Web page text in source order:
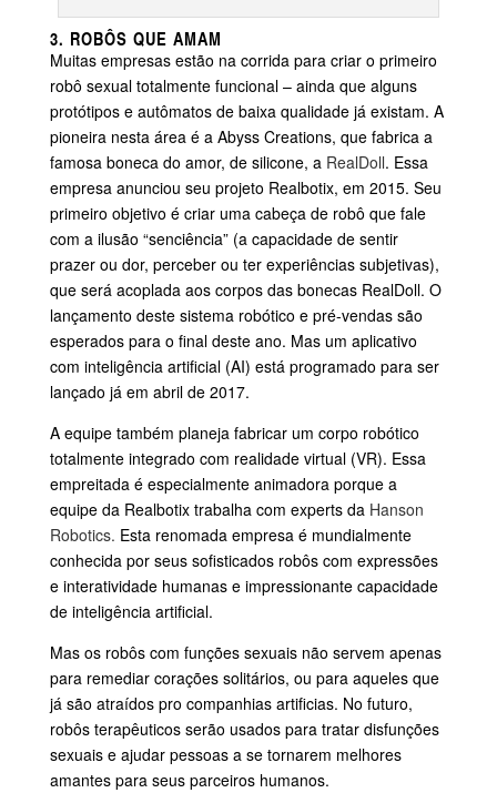
3. ROBÔS QUE AMAM
Muitas empresas estão na corrida para criar o primeiro
robô sexual totalmente funcional – ainda que alguns
protótipos e autômatos de baixa qualidade já existam. A
pioneira nesta área é a Abyss Creations, que fabrica a
famosa boneca do amor, de silicone, a RealDoll. Essa
empresa anunciou seu projeto Realbotix, em 2015. Seu
primeiro objetivo é criar uma cabeça de robô que fale
com a ilusão “senciência” (a capacidade de sentir
prazer ou dor, perceber ou ter experiências subjetivas),
que será acoplada aos corpos das bonecas RealDoll. O
lançamento deste sistema robótico e pré-vendas são
esperados para o final deste ano. Mas um aplicativo
com inteligência artificial (AI) está programado para ser
lançado já em abril de 2017.
A equipe também planeja fabricar um corpo robótico
totalmente integrado com realidade virtual (VR). Essa
empreitada é especialmente animadora porque a
equipe da Realbotix trabalha com experts da Hanson
Robotics. Esta renomada empresa é mundialmente
conhecida por seus sofisticados robôs com expressões
e interatividade humanas e impressionante capacidade
de inteligência artificial.
Mas os robôs com funções sexuais não servem apenas
para remediar corações solitários, ou para aqueles que
já são atraídos pro companhias artificias. No futuro,
robôs terapêuticos serão usados para tratar disfunções
sexuais e ajudar pessoas a se tornarem melhores
amantes para seus parceiros humanos.